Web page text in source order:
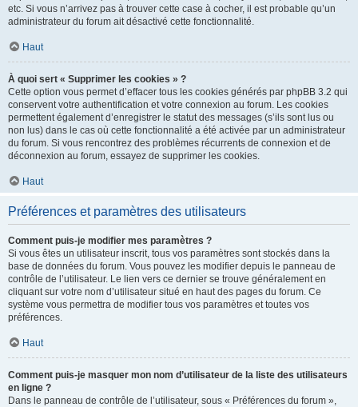
etc. Si vous n’arrivez pas à trouver cette case à cocher, il est probable qu’un
administrateur du forum ait désactivé cette fonctionnalité.
Haut
À quoi sert « Supprimer les cookies » ?
Cette option vous permet d’effacer tous les cookies générés par phpBB 3.2 qui
conservent votre authentification et votre connexion au forum. Les cookies
permettent également d’enregistrer le statut des messages (s’ils sont lus ou
non lus) dans le cas où cette fonctionnalité a été activée par un administrateur
du forum. Si vous rencontrez des problèmes récurrents de connexion et de
déconnexion au forum, essayez de supprimer les cookies.
Haut
Préférences et paramètres des utilisateurs
Comment puis-je modifier mes paramètres ?
Si vous êtes un utilisateur inscrit, tous vos paramètres sont stockés dans la
base de données du forum. Vous pouvez les modifier depuis le panneau de
contrôle de l’utilisateur. Le lien vers ce dernier se trouve généralement en
cliquant sur votre nom d’utilisateur situé en haut des pages du forum. Ce
système vous permettra de modifier tous vos paramètres et toutes vos
préférences.
Haut
Comment puis-je masquer mon nom d’utilisateur de la liste des utilisateurs
en ligne ?
Dans le panneau de contrôle de l’utilisateur, sous « Préférences du forum »,